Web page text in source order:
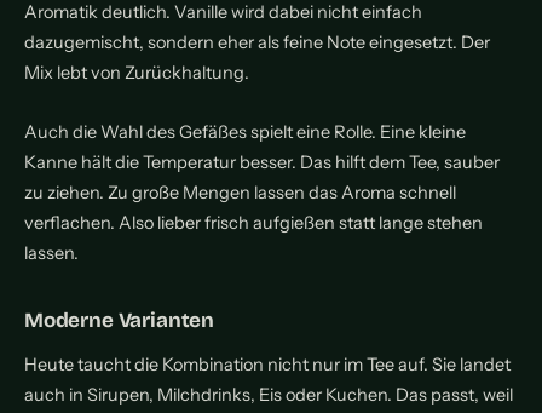
Aromatik deutlich. Vanille wird dabei nicht einfach
dazugemischt, sondern eher als feine Note eingesetzt. Der
Mix lebt von Zurückhaltung.
Auch die Wahl des Gefäßes spielt eine Rolle. Eine kleine
Kanne hält die Temperatur besser. Das hilft dem Tee, sauber
zu ziehen. Zu große Mengen lassen das Aroma schnell
verflachen. Also lieber frisch aufgießen statt lange stehen
lassen.
Moderne Varianten
Heute taucht die Kombination nicht nur im Tee auf. Sie landet
auch in Sirupen, Milchdrinks, Eis oder Kuchen. Das passt, weil